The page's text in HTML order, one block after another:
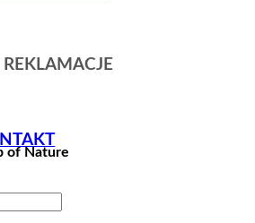
of Nature